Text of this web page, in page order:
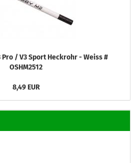
Pro / V3 Sport Heckrohr - Weiss #
OSHM2512
8,49 EUR